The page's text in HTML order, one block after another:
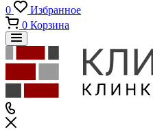
0
Избранное
0 Корзина